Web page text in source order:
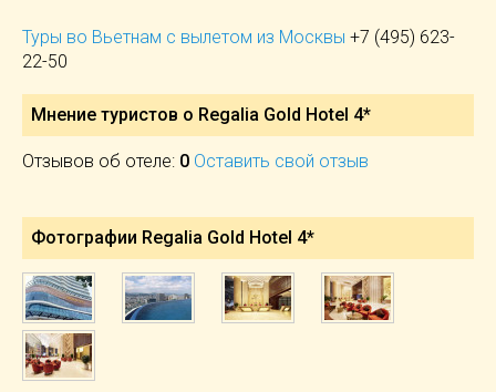
Туры во Вьетнам с вылетом из Москвы +7 (495) 623-
22-50
Мнение туристов о Regalia Gold Hotel 4*
Отзывов об отеле: 0 Оставить свой отзыв
Фотографии Regalia Gold Hotel 4*